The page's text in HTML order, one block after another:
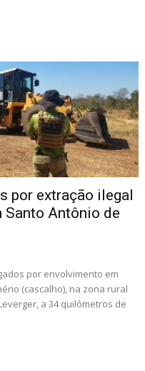
por extração ilegal
Santo Antônio de
por envolvimento em
(cascalho), na zona rural
a 34 quilômetros de